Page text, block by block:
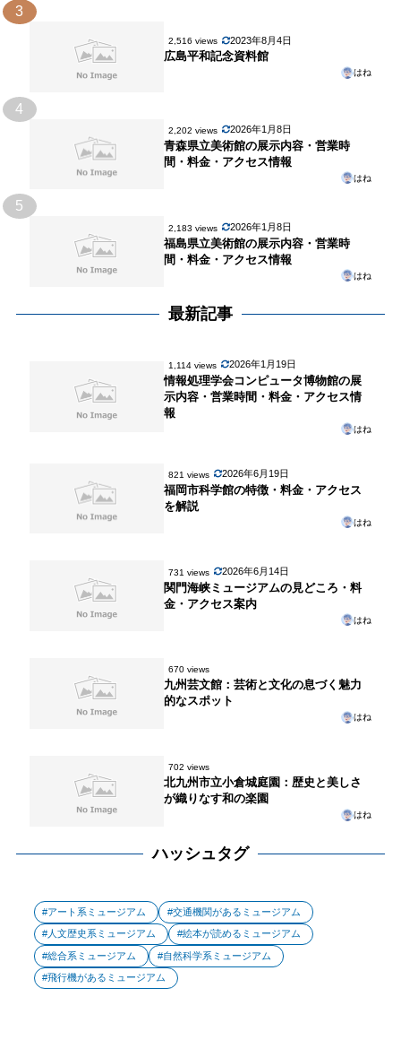
3
2,516 views 2023年8月4日
広島平和記念資料館
はね
4
2,202 views 2026年1月8日
青森県立美術館の展示内容・営業時
間・料金・アクセス情報
はね
5
2,183 views 2026年1月8日
福島県立美術館の展示内容・営業時
間・料金・アクセス情報
はね
最新記事
1,114 views 2026年1月19日
情報処理学会コンピュータ博物館の展
示内容・営業時間・料金・アクセス情
報
はね
821 views 2026年6月19日
福岡市科学館の特徴・料金・アクセス
を解説
はね
731 views 2026年6月14日
関門海峡ミュージアムの見どころ・料
金・アクセス案内
はね
670 views
九州芸文館：芸術と文化の息づく魅力
的なスポット
はね
702 views
北九州市立小倉城庭園：歴史と美しさ
が織りなす和の楽園
はね
ハッシュタグ
アート系ミュージアム 交通機関があるミュージアム
人文歴史系ミュージアム 絵本が読めるミュージアム
総合系ミュージアム 自然科学系ミュージアム
飛行機があるミュージアム